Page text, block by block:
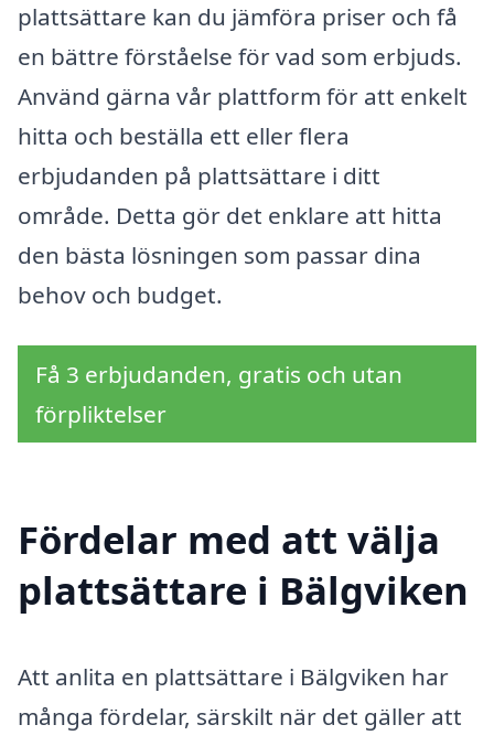
plattsättare kan du jämföra priser och få
en bättre förståelse för vad som erbjuds.
Använd gärna vår plattform för att enkelt
hitta och beställa ett eller flera
erbjudanden på plattsättare i ditt
område. Detta gör det enklare att hitta
den bästa lösningen som passar dina
behov och budget.
Få 3 erbjudanden, gratis och utan
förpliktelser
Fördelar med att välja
plattsättare i Bälgviken
Att anlita en plattsättare i Bälgviken har
många fördelar, särskilt när det gäller att